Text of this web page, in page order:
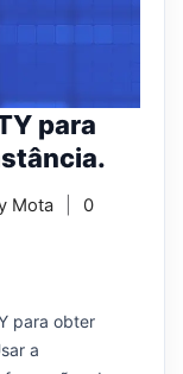
para
Mota
0
para obter
a